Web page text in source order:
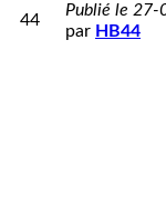
44
Publié le 27-
par HB44